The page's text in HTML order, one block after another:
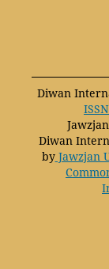
Diwan
Diwan
byJawzjan